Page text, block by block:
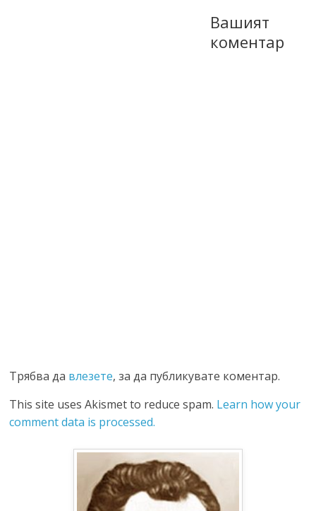
Вашият
коментар
Трябва да влезете, за да публикувате коментар.
This site uses Akismet to reduce spam. Learn how your
comment data is processed.